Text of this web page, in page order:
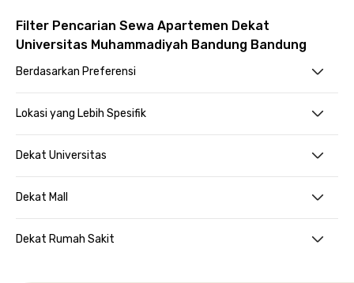
Filter Pencarian Sewa Apartemen Dekat
Universitas Muhammadiyah Bandung Bandung
Berdasarkan Preferensi
Lokasi yang Lebih Spesifik
Dekat Universitas
Dekat Mall
Dekat Rumah Sakit